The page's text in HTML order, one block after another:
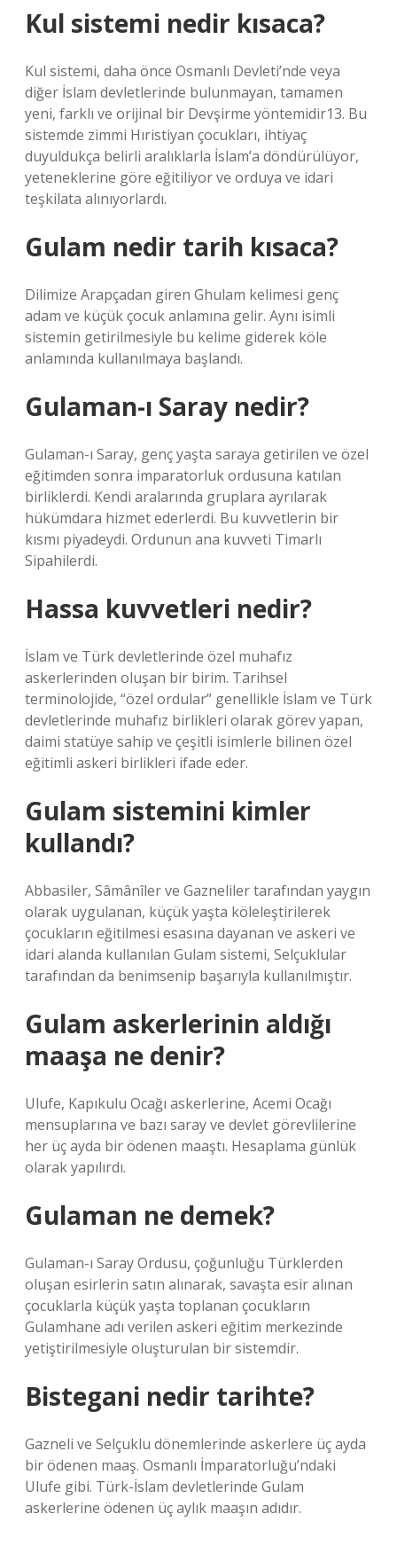
Kul sistemi nedir kısaca?
Kul sistemi, daha önce Osmanlı Devleti’nde veya
diğer İslam devletlerinde bulunmayan, tamamen
yeni, farklı ve orijinal bir Devşirme yöntemidir13. Bu
sistemde zimmi Hıristiyan çocukları, ihtiyaç
duyuldukça belirli aralıklarla İslam’a döndürülüyor,
yeteneklerine göre eğitiliyor ve orduya ve idari
teşkilata alınıyorlardı.
Gulam nedir tarih kısaca?
Dilimize Arapçadan giren Ghulam kelimesi genç
adam ve küçük çocuk anlamına gelir. Aynı isimli
sistemin getirilmesiyle bu kelime giderek köle
anlamında kullanılmaya başlandı.
Gulaman-ı Saray nedir?
Gulaman-ı Saray, genç yaşta saraya getirilen ve özel
eğitimden sonra imparatorluk ordusuna katılan
birliklerdi. Kendi aralarında gruplara ayrılarak
hükümdara hizmet ederlerdi. Bu kuvvetlerin bir
kısmı piyadeydi. Ordunun ana kuvveti Timarlı
Sipahilerdi.
Hassa kuvvetleri nedir?
İslam ve Türk devletlerinde özel muhafız
askerlerinden oluşan bir birim. Tarihsel
terminolojide, “özel ordular” genellikle İslam ve Türk
devletlerinde muhafız birlikleri olarak görev yapan,
daimi statüye sahip ve çeşitli isimlerle bilinen özel
eğitimli askeri birlikleri ifade eder.
Gulam sistemini kimler
kullandı?
Abbasiler, Sâmânîler ve Gazneliler tarafından yaygın
olarak uygulanan, küçük yaşta köleleştirilerek
çocukların eğitilmesi esasına dayanan ve askeri ve
idari alanda kullanılan Gulam sistemi, Selçuklular
tarafından da benimsenip başarıyla kullanılmıştır.
Gulam askerlerinin aldığı
maaşa ne denir?
Ulufe, Kapıkulu Ocağı askerlerine, Acemi Ocağı
mensuplarına ve bazı saray ve devlet görevlilerine
her üç ayda bir ödenen maaştı. Hesaplama günlük
olarak yapılırdı.
Gulaman ne demek?
Gulaman-ı Saray Ordusu, çoğunluğu Türklerden
oluşan esirlerin satın alınarak, savaşta esir alınan
çocuklarla küçük yaşta toplanan çocukların
Gulamhane adı verilen askeri eğitim merkezinde
yetiştirilmesiyle oluşturulan bir sistemdir.
Bistegani nedir tarihte?
Gazneli ve Selçuklu dönemlerinde askerlere üç ayda
bir ödenen maaş. Osmanlı İmparatorluğu’ndaki
Ulufe gibi. Türk-İslam devletlerinde Gulam
askerlerine ödenen üç aylık maaşın adıdır.